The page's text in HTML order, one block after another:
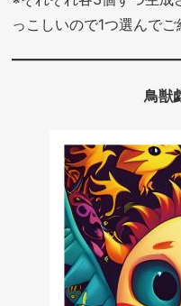
っこしいので1つ選んでご
鳥獣